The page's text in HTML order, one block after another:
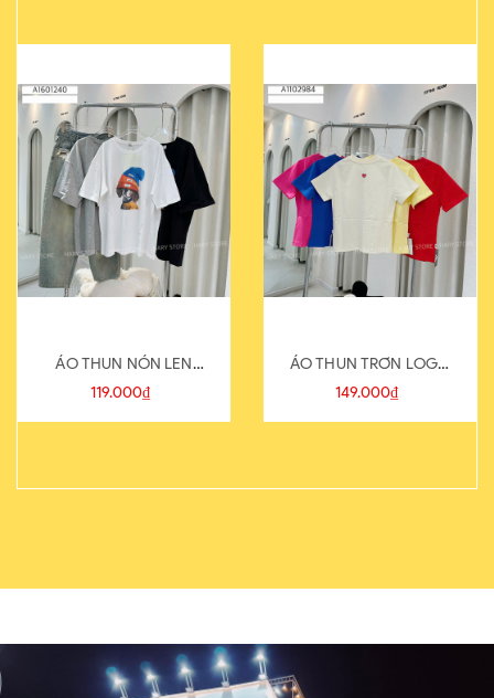
ÁO THUN NÓN LEN
821-1
119.000₫
ÁO THUN TRƠN LOGO
SAU
149.000₫